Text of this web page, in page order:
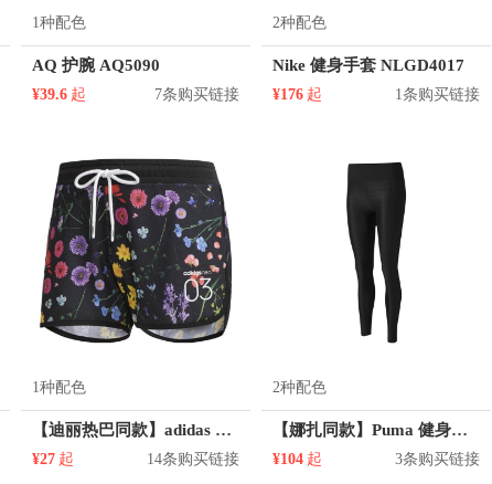
1种配色
AQ 护腕 AQ5090
¥39.6 起 7条购买链接
2种配色
Nike 健身手套 NLGD4017
¥176 起 1条购买链接
1种配色
【迪丽热巴同款】adidas 花卉印花跑步健身训练透气热裤三分运动短裤 CV9242
¥27 起 14条购买链接
2种配色
【娜扎同款】Puma 健身修身瑜伽顺滑紧身裤 519578
¥104 起 3条购买链接